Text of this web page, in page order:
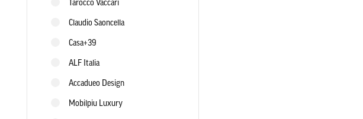
Tarocco Vaccari
Claudio Saoncella
Casa+39
ALF Italia
Accadueo Design
Mobilpiu Luxury